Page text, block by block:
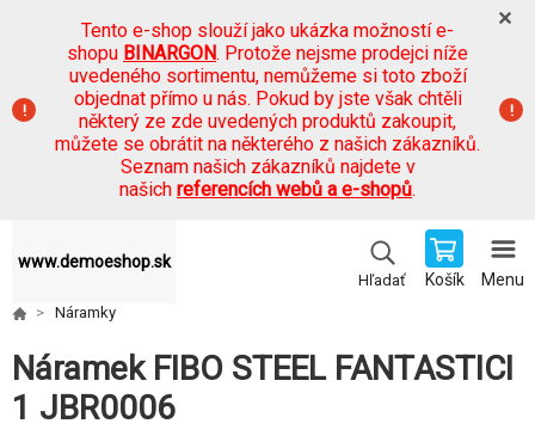
Tento e-shop slouží jako ukázka možností e-
shopu BINARGON. Protože nejsme prodejci níže
uvedeného sortimentu, nemůžeme si toto zboží
objednat přímo u nás. Pokud by jste však chtěli
některý ze zde uvedených produktů zakoupit,
můžete se obrátit na některého z našich zákazníků.
Seznam našich zákazníků najdete v
našich referencích webů a e-shopů.
www.demoeshop.sk
Hľadať Košík Menu
Náramky
Náramek FIBO STEEL FANTASTICI
1 JBR0006